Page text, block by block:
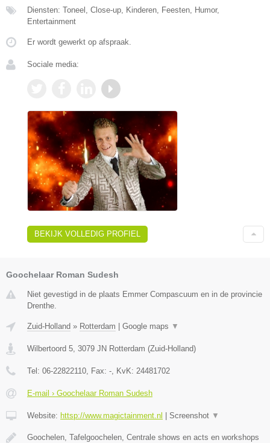
Diensten: Toneel, Close-up, Kinderen, Feesten, Humor,
Entertainment
Er wordt gewerkt op afspraak.
Sociale media:
BEKIJK VOLLEDIG PROFIEL
Goochelaar Roman Sudesh
Niet gevestigd in de plaats Emmer Compascuum en in de provincie
Drenthe.
Zuid-Holland » Rotterdam Google maps ▼
Wilbertoord 5 3079 JN Rotterdam (Zuid-Holland)
Tel: 06-22822110 , Fax: - , KvK: 24481702
E-mail › Goochelaar Roman Sudesh
Website: httsp://www.magictainment.nl Screenshot ▼
Goochelen, Tafelgoochelen, Centrale shows en acts en workshops